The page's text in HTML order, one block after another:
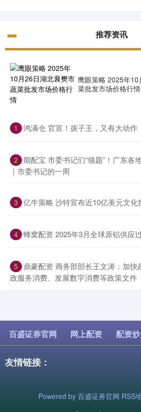
推荐资讯
鹰眼策略 2025年
菜批发市场价格行情
1 ​鸿满仓 官宣！孩子王，又有大动作
2 期配宝 市委书记们“领题”！广东各
｜市委书记的一周
3 亿牛策略 沙特宣布近10亿美元文化
4 蜂窝配资 2025年3月全球原铝供应
5 鼎豪配资 商务部部长王文涛：加快
政服务消费、发展数字消费等政策文件
百盛证券官网 网上配资 配资
友情链接：
Powered by 百盛证券官网 RSS